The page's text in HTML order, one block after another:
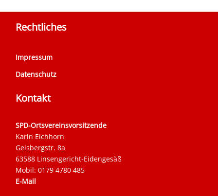
Rechtliches
Impressum
Datenschutz
Kontakt
SPD-Ortsvereinsvorsitzende
Karin Eichhorn
Geisbergstr. 8a
63588 Linsengericht-Eidengesäß
Mobil: 0179 4780 485
E-Mail